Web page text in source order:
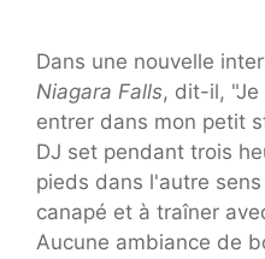
Dans une nouvelle
Niagara Falls, dit-il,
entrer dans mon petit
DJ set pendant trois
pieds dans l'autre
canapé et à traîner
Aucune ambiance de